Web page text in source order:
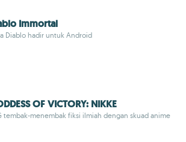
Immortal
Diablo hadir untuk Android
OF VICTORY: NIKKE
tembak-menembak fiksi ilmiah dengan skuad anime